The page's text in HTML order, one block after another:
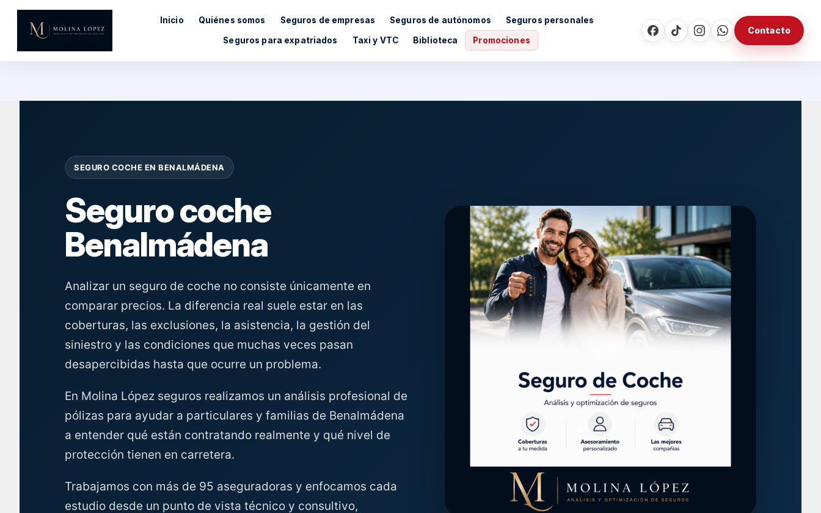
Saltar
contenido
Inicio Quiénes somos Seguros de empresas Seguros de autónomos Seguros personales
Seguros para expatriados Taxi y VTC Biblioteca Promociones
Contacto
SEGURO COCHE EN BENALMÁDENA
Seguro coche
Benalmádena
Analizar un seguro de coche no consiste únicamente en
comparar precios. La diferencia real suele estar en las
coberturas, las exclusiones, la asistencia, la gestión del
siniestro y las condiciones que muchas veces pasan
desapercibidas hasta que ocurre un problema.
En Molina López seguros realizamos un análisis profesional de
pólizas para ayudar a particulares y familias de Benalmádena
a entender qué están contratando realmente y qué nivel de
protección tienen en carretera.
Trabajamos con más de 95 aseguradoras y enfocamos cada
estudio desde un punto de vista técnico y consultivo,